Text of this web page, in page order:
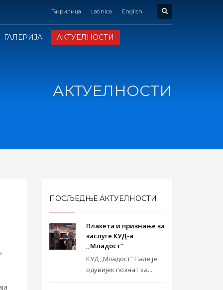
Ћирилица Latinica English
ГАЛЕРИЈА
АКТУЕЛНОСТИ
АКТУЕЛНОСТИ
ПОСЉЕДЊЕ АКТУЕЛНОСТИ
Плакета и признање за
заслуге КУД-а
,,Младост“
КУД ,,Младост“ Пале је
одувијек познат ка...